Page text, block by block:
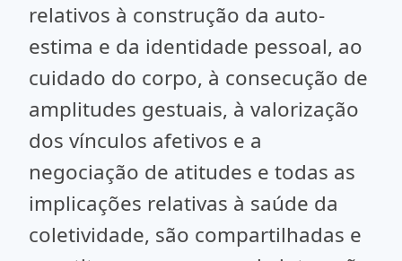
relativos à construção da auto-
estima e da identidade pessoal, ao
cuidado do corpo, à consecução de
amplitudes gestuais, à valorização
dos vínculos afetivos e a
negociação de atitudes e todas as
implicações relativas à saúde da
coletividade, são compartilhadas e